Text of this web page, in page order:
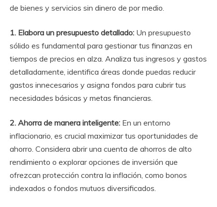
de bienes y servicios sin dinero de por medio.
1. Elabora un presupuesto detallado: Un presupuesto
sólido es fundamental para gestionar tus finanzas en
tiempos de precios en alza. Analiza tus ingresos y gastos
detalladamente, identifica áreas donde puedas reducir
gastos innecesarios y asigna fondos para cubrir tus
necesidades básicas y metas financieras.
2. Ahorra de manera inteligente: En un entorno
inflacionario, es crucial maximizar tus oportunidades de
ahorro. Considera abrir una cuenta de ahorros de alto
rendimiento o explorar opciones de inversión que
ofrezcan protección contra la inflación, como bonos
indexados o fondos mutuos diversificados.